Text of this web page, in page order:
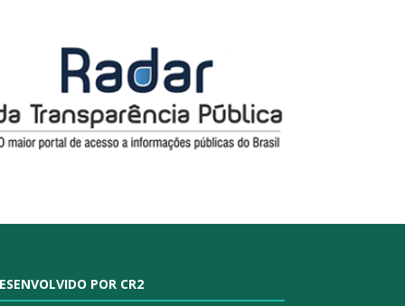
POR CR2